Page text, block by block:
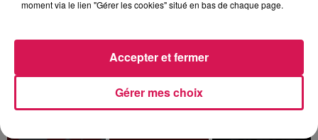
moment via le lien "Gérer les cookies" situé en bas de chaque page.
Gérer mes choix
Accepter et fermer